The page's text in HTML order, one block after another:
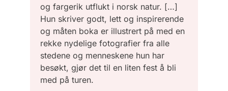
og fargerik utflukt i norsk natur. […]
Hun skriver godt, lett og inspirerende
og måten boka er illustrert på med en
rekke nydelige fotografier fra alle
stedene og menneskene hun har
besøkt, gjør det til en liten fest å bli
med på turen.